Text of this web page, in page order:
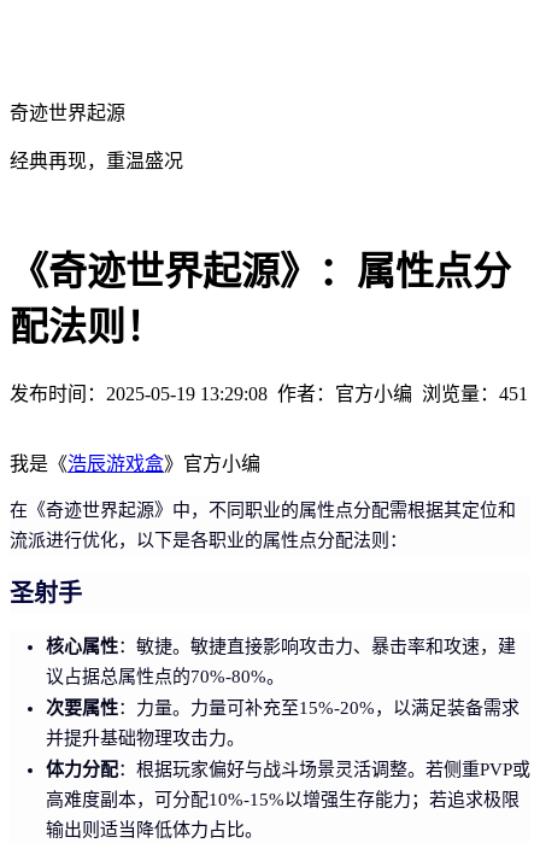
奇迹世界起源
经典再现，重温盛况
《奇迹世界起源》：属性点分
配法则！
发布时间：2025-05-19 13:29:08 作者：官方小编 浏览量： 451
我是《浩辰游戏盒》官方小编
在《奇迹世界起源》中，不同职业的属性点分配需根据其定位和
流派进行优化，以下是各职业的属性点分配法则：
圣射手
核心属性：敏捷。敏捷直接影响攻击力、暴击率和攻速，建
议占据总属性点的70%-80%。
次要属性：力量。力量可补充至15%-20%，以满足装备需求
并提升基础物理攻击力。
体力分配：根据玩家偏好与战斗场景灵活调整。若侧重PVP或
高难度副本，可分配10%-15%以增强生存能力；若追求极限
输出则适当降低体力占比。